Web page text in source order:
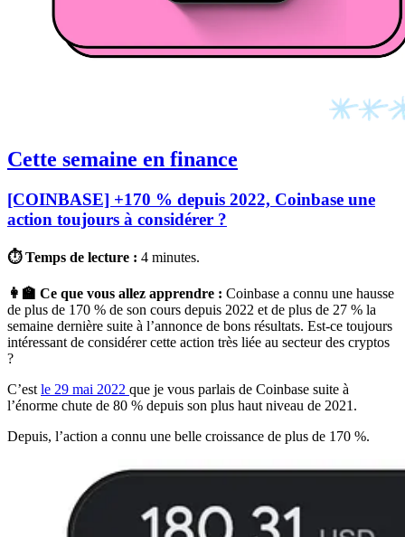
Cette semaine en finance
[COINBASE] +170 % depuis 2022, Coinbase une
action toujours à considérer ?
⏱ Temps de lecture : 4 minutes.
👩‍🏫 Ce que vous allez apprendre : Coinbase a connu une hausse
de plus de 170 % de son cours depuis 2022 et de plus de 27 % la
semaine dernière suite à l’annonce de bons résultats. Est-ce toujours
intéressant de considérer cette action très liée au secteur des cryptos
?
C’est le 29 mai 2022 que je vous parlais de Coinbase suite à
l’énorme chute de 80 % depuis son plus haut niveau de 2021.
Depuis, l’action a connu une belle croissance de plus de 170 %.